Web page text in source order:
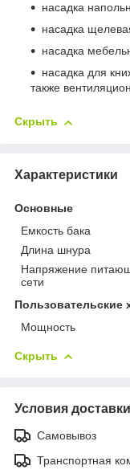
насадка
насадка
насадка
насадка для
также
Скрыть
Характеристики
Основные
Емкость бака
Длина шнура
Напряжение
сети
Пользовательские
Мощность
Скрыть
Условия доставки
Самовывоз
Транспортная